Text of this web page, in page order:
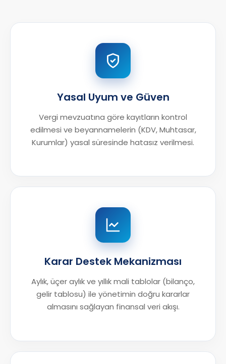
Yasal Uyum ve Güven
Vergi mevzuatına göre kayıtların kontrol
edilmesi ve beyannamelerin (KDV, Muhtasar,
Kurumlar) yasal süresinde hatasız verilmesi.
Karar Destek Mekanizması
Aylık, üçer aylık ve yıllık mali tablolar (bilanço,
gelir tablosu) ile yönetimin doğru kararlar
almasını sağlayan finansal veri akışı.